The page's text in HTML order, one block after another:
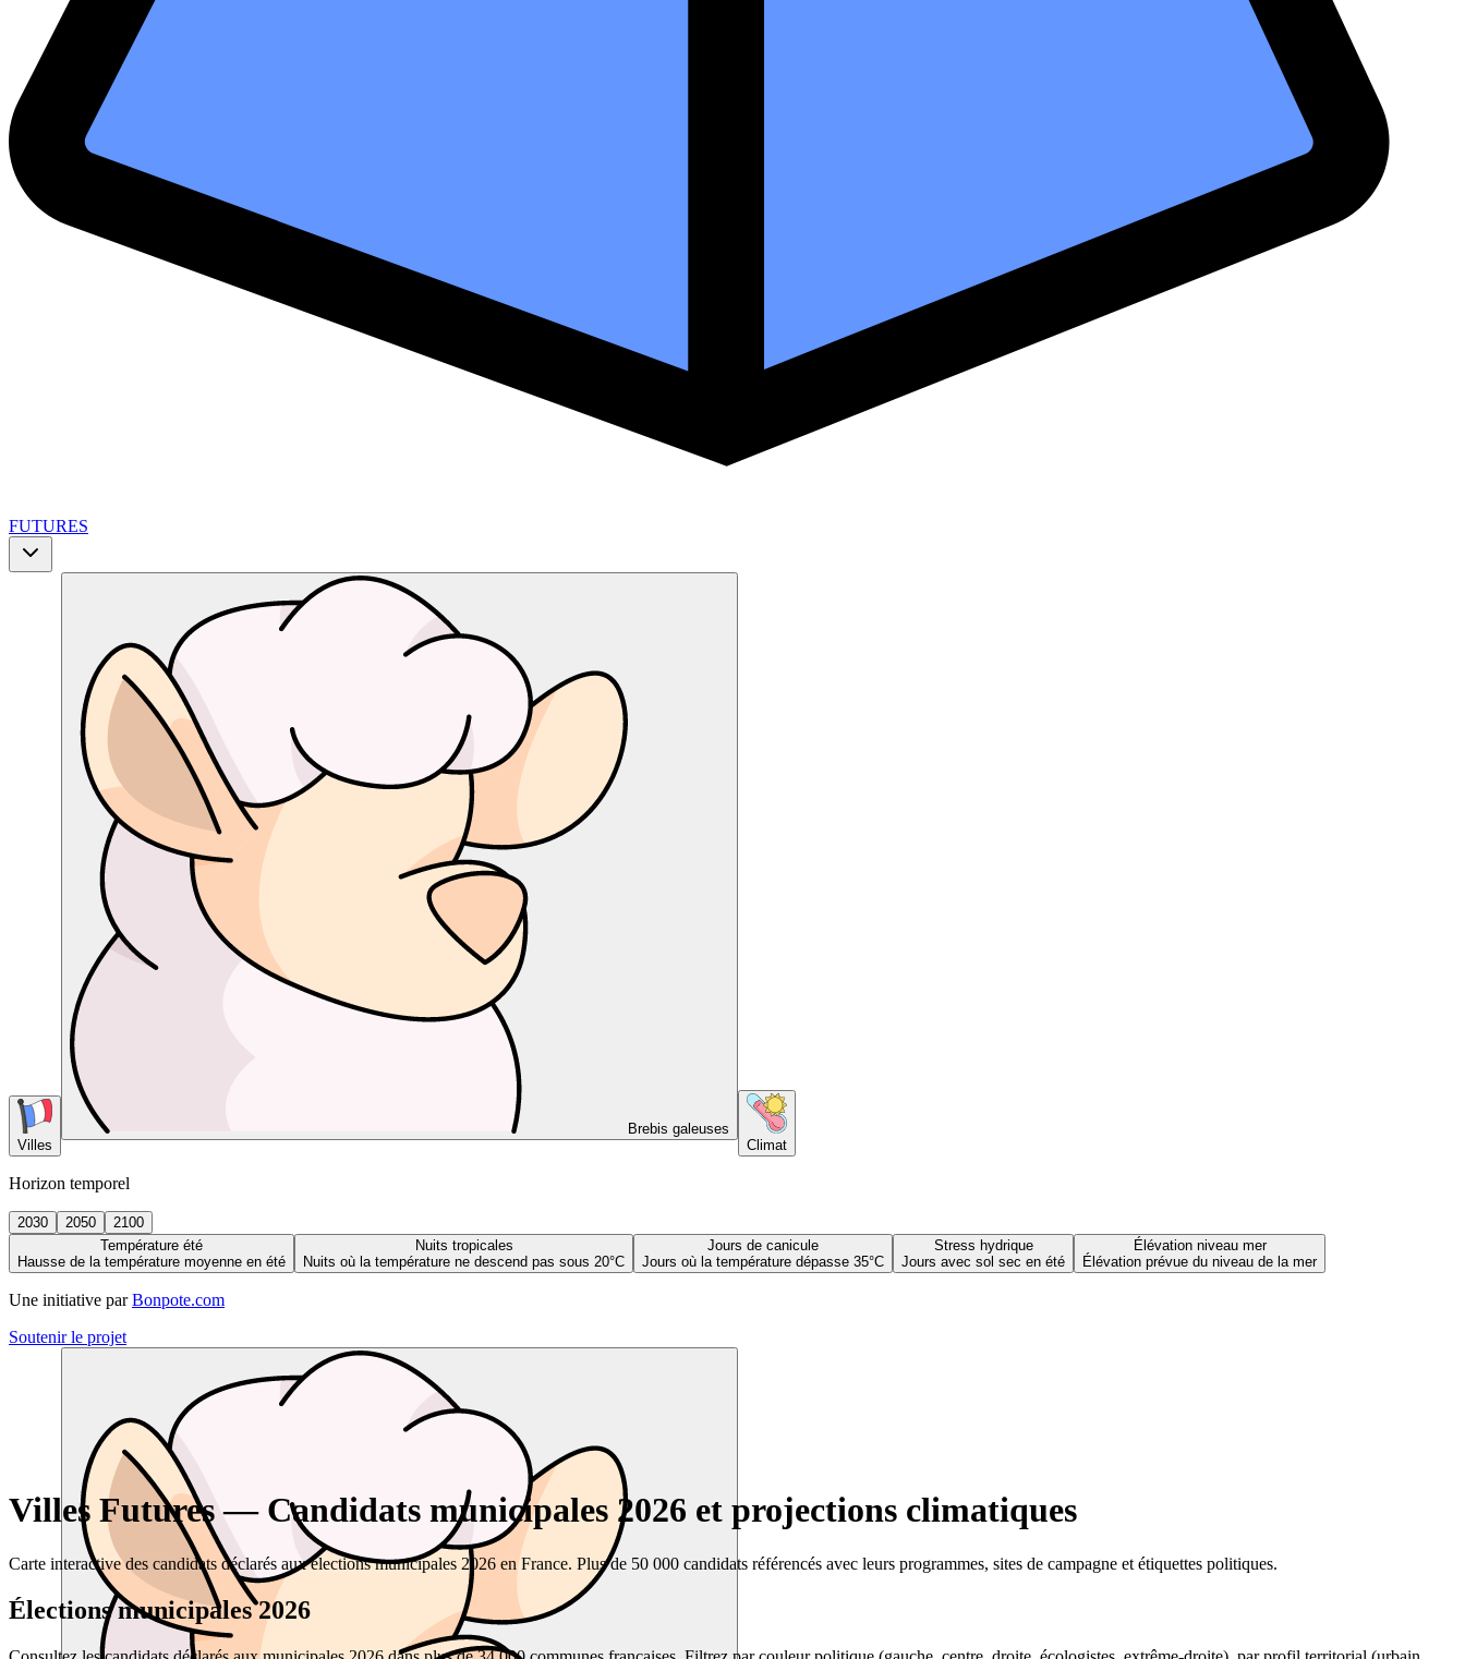
FUTURES
Villes
Brebis galeuses
Climat
Horizon temporel
2030 2050
2100
Température été
Hausse de la température moyenne en été
Nuits tropicales
Nuits où la température ne descend pas sous 20°C
Jours de canicule
Jours où la température dépasse 35°C
Stress hydrique
Jours avec sol sec en été
Élévation niveau mer
Élévation prévue du niveau de la mer
Une initiative par Bonpote.com
Soutenir le projet
Villes Futures — Candidats municipales 2026 et projections climatiques
Carte interactive des candidats déclarés aux élections municipales 2026 en France. Plus de 50 000 candidats référencés avec leurs programmes, sites de campagne et étiquettes politiques.
Élections municipales 2026